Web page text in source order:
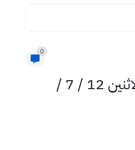
0
بيان وزارة الصحة العراقية حول الحريق الذي حدث في الوزارة اليوم الاثنين 12 / 7 /